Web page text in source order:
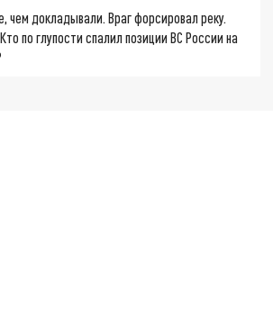
чем докладывали. Враг форсировал реку.
по глупости спалил позиции ВС России на